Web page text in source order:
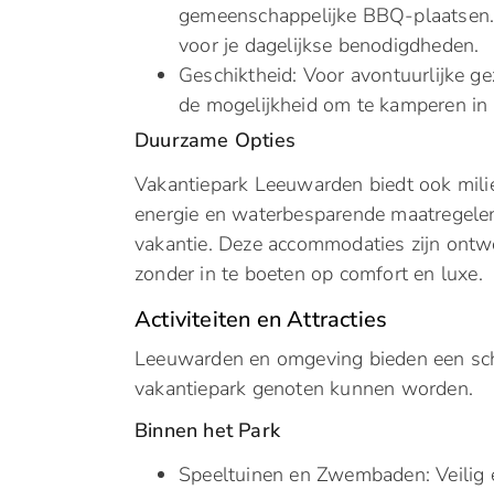
gemeenschappelijke BBQ-
voor je dagelijkse benodigdheden.
Geschiktheid: Voor avontuurlijke
de mogelijkheid om te kamperen
Duurzame Opties
Vakantiepark Leeuwarden biedt ook
energie en waterbesparende
vakantie. Deze accommodaties zijn
zonder in te boeten op comfort en luxe.
Activiteiten en Attracties
Leeuwarden en omgeving bieden een
vakantiepark genoten kunnen worden.
Binnen het Park
Speeltuinen en Zwembaden: